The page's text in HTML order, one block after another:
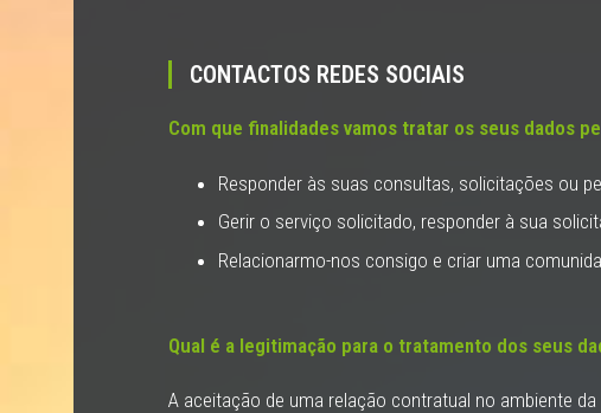
CONTACTOS REDES SOCIAIS
Com que finalidades vamos tratar os seus dados
Responder às suas consultas, solicitações ou
Gerir o serviço solicitado, responder à sua
Relacionarmo-nos consigo e criar uma
Qual é a legitimação para o tratamento dos seus
A aceitação de uma relação contratual no ambiente